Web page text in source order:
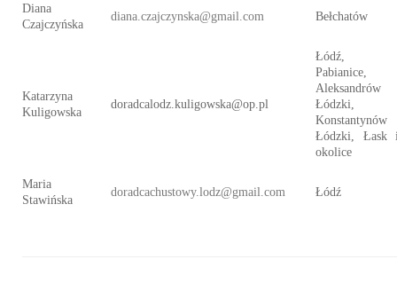
Diana
Czajczyńska
diana.czajczynska@gmail.com Bełchatów
Katarzyna
Kuligowska
doradcalodz.kuligowska@op.pl
Łódź,
Pabianice,
Aleksandrów
Łódzki,
Konstantynów
Łódzki, Łask
okolice
Maria
Stawińska
doradcachustowy.lodz@gmail.com Łódź